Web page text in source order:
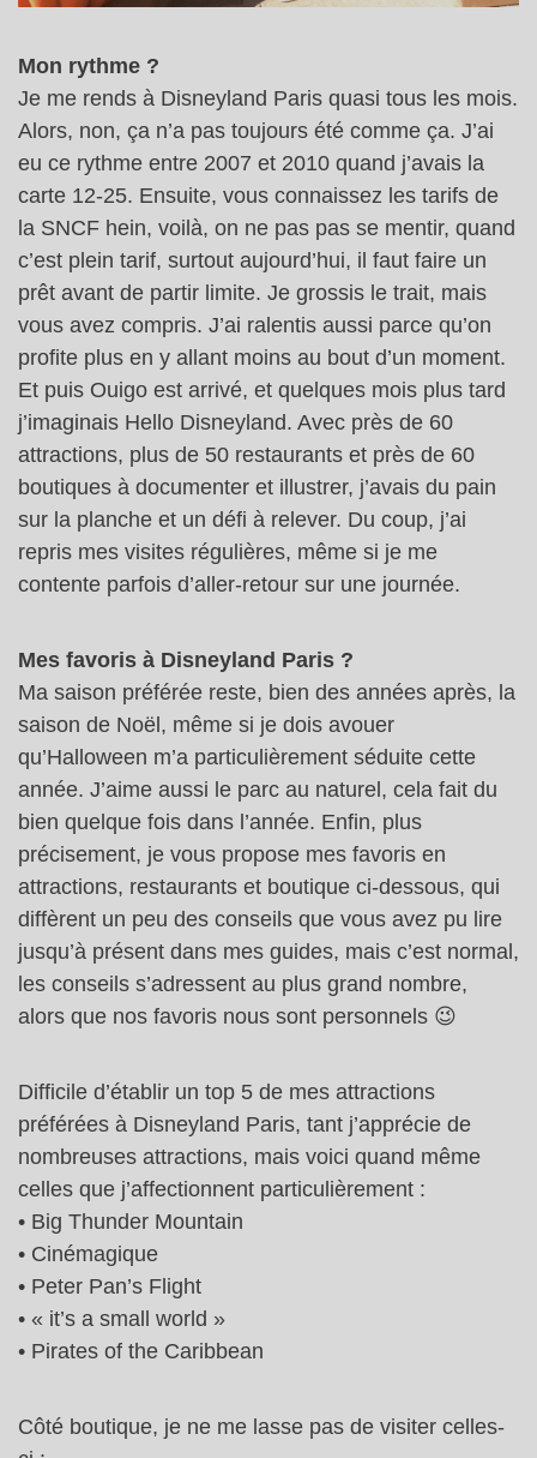
Mon rythme ?
Je me rends à Disneyland Paris quasi tous les mois.
Alors, non, ça n’a pas toujours été comme ça. J’ai
eu ce rythme entre 2007 et 2010 quand j’avais la
carte 12-25. Ensuite, vous connaissez les tarifs de
la SNCF hein, voilà, on ne pas pas se mentir, quand
c’est plein tarif, surtout aujourd’hui, il faut faire un
prêt avant de partir limite. Je grossis le trait, mais
vous avez compris. J’ai ralentis aussi parce qu’on
profite plus en y allant moins au bout d’un moment.
Et puis Ouigo est arrivé, et quelques mois plus tard
j’imaginais Hello Disneyland. Avec près de 60
attractions, plus de 50 restaurants et près de 60
boutiques à documenter et illustrer, j’avais du pain
sur la planche et un défi à relever. Du coup, j’ai
repris mes visites régulières, même si je me
contente parfois d’aller-retour sur une journée.
Mes favoris à Disneyland Paris ?
Ma saison préférée reste, bien des années après, la
saison de Noël, même si je dois avouer
qu’Halloween m’a particulièrement séduite cette
année. J’aime aussi le parc au naturel, cela fait du
bien quelque fois dans l’année. Enfin, plus
précisement, je vous propose mes favoris en
attractions, restaurants et boutique ci-dessous, qui
diffèrent un peu des conseils que vous avez pu lire
jusqu’à présent dans mes guides, mais c’est normal,
les conseils s’adressent au plus grand nombre,
alors que nos favoris nous sont personnels 😉
Difficile d’établir un top 5 de mes attractions
préférées à Disneyland Paris, tant j’apprécie de
nombreuses attractions, mais voici quand même
celles que j’affectionnent particulièrement :
• Big Thunder Mountain
• Cinémagique
• Peter Pan’s Flight
• « it’s a small world »
• Pirates of the Caribbean
Côté boutique, je ne me lasse pas de visiter celles-